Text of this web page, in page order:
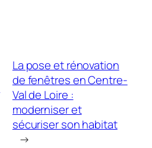
La pose et rénovation
de fenêtres en Centre-
Val de Loire :
moderniser et
sécuriser son habitat
→